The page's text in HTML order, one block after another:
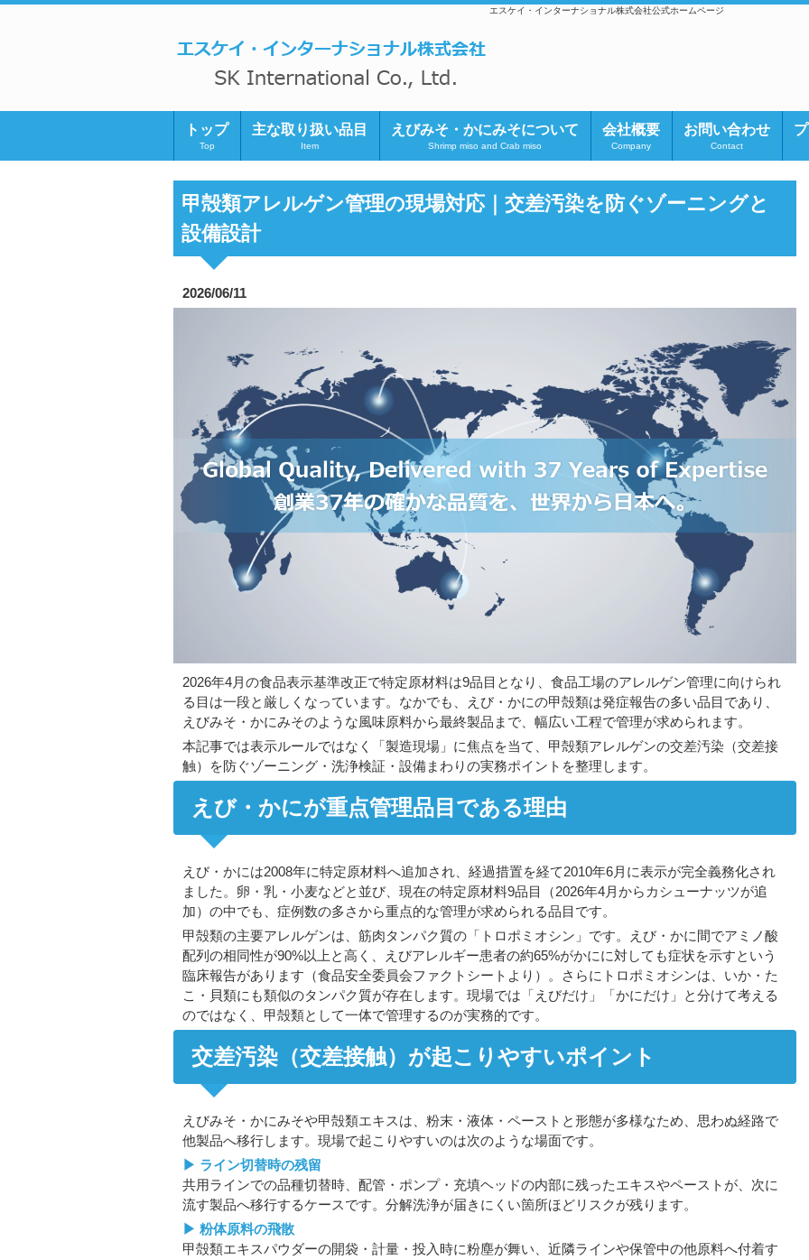
エスケイ・インターナショナル株式会社公式ホームページ
トップ
Top
主な取り扱い品目
Item
えびみそ・かにみそについて
Shrimp miso and Crab miso
会社概要
Company
お問い合わせ
Contact
甲殻類アレルゲン管理の現場対応｜交差汚染を防ぐゾーニングと
設備設計
2026/06/11
2026年4月の食品表示基準改正で特定原材料は9品目となり、食品工場のアレルゲン管理に向けられ
る目は一段と厳しくなっています。なかでも、えび・かにの甲殻類は発症報告の多い品目であり、
えびみそ・かにみそのような風味原料から最終製品まで、幅広い工程で管理が求められます。
本記事では表示ルールではなく「製造現場」に焦点を当て、甲殻類アレルゲンの交差汚染（交差接
触）を防ぐゾーニング・洗浄検証・設備まわりの実務ポイントを整理します。
えび・かにが重点管理品目である理由
えび・かには2008年に特定原材料へ追加され、経過措置を経て2010年6月に表示が完全義務化され
ました。卵・乳・小麦などと並び、現在の特定原材料9品目（2026年4月からカシューナッツが追
加）の中でも、症例数の多さから重点的な管理が求められる品目です。
甲殻類の主要アレルゲンは、筋肉タンパク質の「トロポミオシン」です。えび・かに間でアミノ酸
配列の相同性が90%以上と高く、えびアレルギー患者の約65%がかにに対しても症状を示すという
臨床報告があります（食品安全委員会ファクトシートより）。さらにトロポミオシンは、いか・た
こ・貝類にも類似のタンパク質が存在します。現場では「えびだけ」「かにだけ」と分けて考える
のではなく、甲殻類として一体で管理するのが実務的です。
交差汚染（交差接触）が起こりやすいポイント
えびみそ・かにみそや甲殻類エキスは、粉末・液体・ペーストと形態が多様なため、思わぬ経路で
他製品へ移行します。現場で起こりやすいのは次のような場面です。
▶ ライン切替時の残留
共用ラインでの品種切替時、配管・ポンプ・充填ヘッドの内部に残ったエキスやペーストが、次に
流す製品へ移行するケースです。分解洗浄が届きにくい箇所ほどリスクが残ります。
▶ 粉体原料の飛散
甲殻類エキスパウダーの開袋・計量・投入時に粉塵が舞い、近隣ラインや保管中の他原料へ付着す